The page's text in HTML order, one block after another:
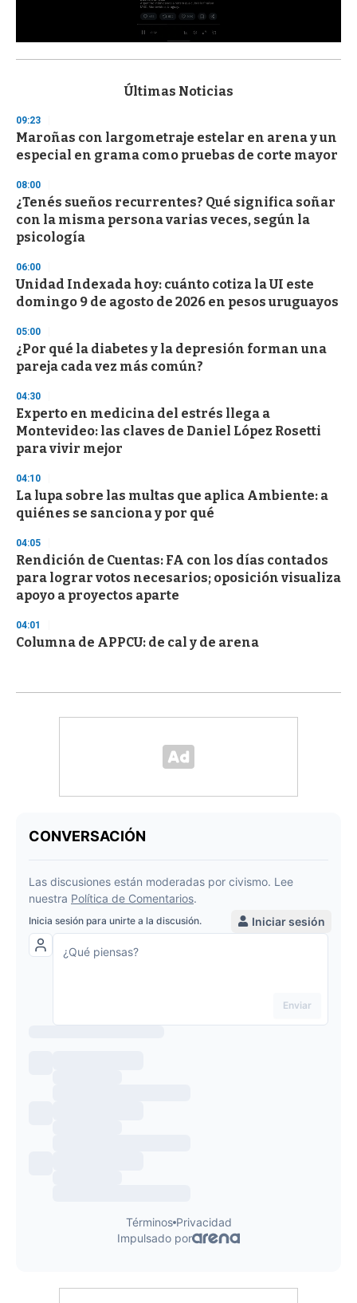
s
d
s
o
f
3
s
e
c
o
d
s
Últimas Noticias
09:23
Maroñas con largometraje estelar en arena y un
especial en grama como pruebas de corte mayor
08:00
¿Tenés sueños recurrentes? Qué significa soñar
con la misma persona varias veces, según la
psicología
06:00
Unidad Indexada hoy: cuánto cotiza la UI este
domingo 9 de agosto de 2026 en pesos uruguayos
05:00
¿Por qué la diabetes y la depresión forman una
pareja cada vez más común?
04:30
Experto en medicina del estrés llega a
Montevideo: las claves de Daniel López Rosetti
para vivir mejor
04:10
La lupa sobre las multas que aplica Ambiente: a
quiénes se sanciona y por qué
04:05
Rendición de Cuentas: FA con los días contados
para lograr votos necesarios; oposición visualiza
apoyo a proyectos aparte
04:01
Columna de APPCU: de cal y de arena